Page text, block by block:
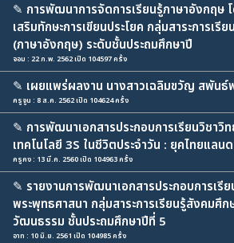
✎ การพัฒนาการจัดการเรียนรู้ภาษาอังกฤษ
เสริมทักษะการเขียนประโยค กลุ่มสาระการเรี
(ภาษาอังกฤษ) ระดับชั้นประถมศึกษาปี
จอม : 22 ก.พ. 2562 เปิด 104597 ครั้ง
✎ เผยแพร่ผลงาน นางสาวเฉลิมขวัญ สพันธ์
ครูจูน : 8 ส.ค. 2562 เปิด 104624 ครั้ง
✎ การพัฒนาเอกสารประกอบการเรียนวิชาวิ
เทคโนโลยี 3S ในชีวิตประจำวัน : ยุคไทยแลนด
ครูคง : 13 มี.ค. 2560 เปิด 104963 ครั้ง
✎ รายงานการพัฒนาเอกสารประกอบการเรี
พระพุทธศาสนา กลุ่มสาระการเรียนรู้สังคมศึก
วัฒนธรรม ชั้นประถมศึกษาปีที่ 5
อาท : 10 มิ.ย. 2561 เปิด 104985 ครั้ง